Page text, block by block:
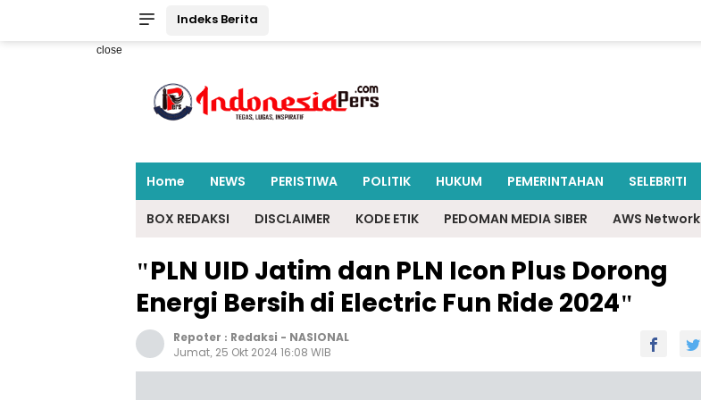
Indeks Berita
close
Home NEWS PERISTIWA POLITIK HUKUM PEMERINTAHAN SELEBRITI
BOX REDAKSI DISCLAIMER KODE ETIK PEDOMAN MEDIA SIBER AWS Network
"PLN UID Jatim dan PLN Icon Plus Dorong
Energi Bersih di Electric Fun Ride 2024"
Repoter : Redaksi - NASIONAL
Jumat, 25 Okt 2024 16:08 WIB